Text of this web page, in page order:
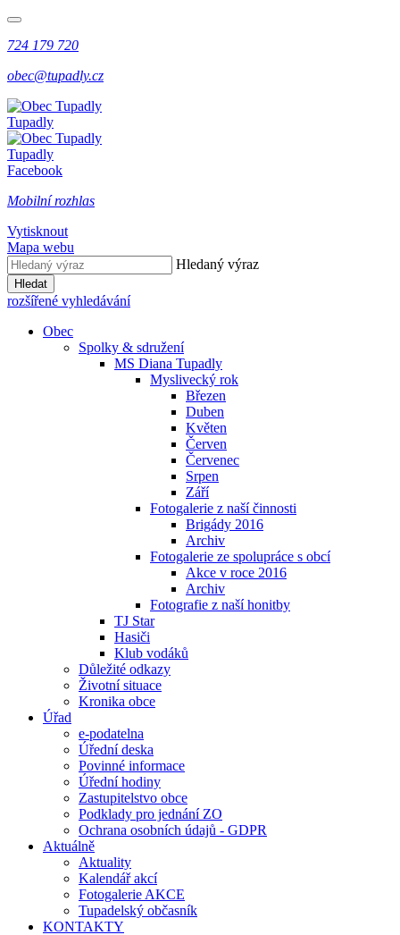
724 179 720
obec@tupadly.cz
Tupadly
Tupadly
Facebook
Mobilní rozhlas
Vytisknout
Mapa webu
Hledaný výraz
Hledat
rozšířené vyhledávání
Obec
Spolky & sdružení
MS Diana Tupadly
Myslivecký rok
Březen
Duben
Květen
Červen
Červenec
Srpen
Září
Fotogalerie z naší činnosti
Brigády 2016
Archiv
Fotogalerie ze spolupráce s obcí
Akce v roce 2016
Archiv
Fotografie z naší honitby
TJ Star
Hasiči
Klub vodáků
Důležité odkazy
Životní situace
Kronika obce
Úřad
e-podatelna
Úřední deska
Povinné informace
Úřední hodiny
Zastupitelstvo obce
Podklady pro jednání ZO
Ochrana osobních údajů - GDPR
Aktuálně
Aktuality
Kalendář akcí
Fotogalerie AKCE
Tupadelský občasník
KONTAKTY